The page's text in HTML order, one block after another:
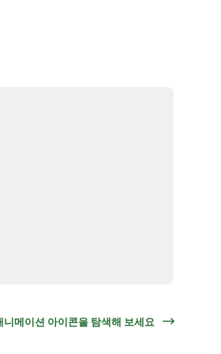
니메이션 아이콘을 탐색해 보세요